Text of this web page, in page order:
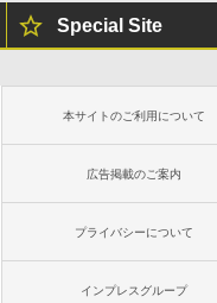
Special Site
本サイトのご利用について
広告掲載のご案内
プライバシーについて
インプレスグループ